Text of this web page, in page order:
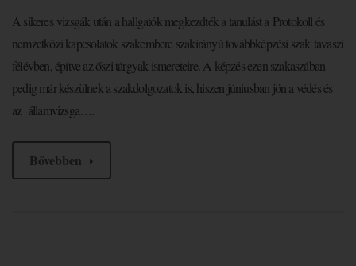
A sikeres vizsgák után a hallgatók megkezdték a tanulást a Protokoll és
nemzetközi kapcsolatok szakembere szakirányú továbbképzési szak tavaszi
félévben, építve az őszi tárgyak ismereteire. A képzés ezen szakaszában
pedig már készülnek a szakdolgozatok is, hiszen júniusban jön a védés és
az államvizsga….
Bővebben